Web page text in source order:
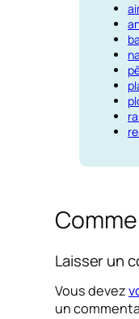
Laisser un
Vous devez
un